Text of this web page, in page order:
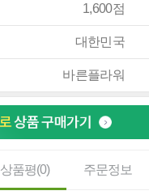
1,600점
대한민국
바른플라워
상품평(0) 주문정보